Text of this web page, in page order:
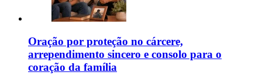
Oração por proteção no cárcere,
arrependimento sincero e consolo para o
coração da família